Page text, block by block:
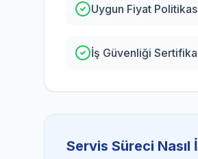
Uygun Fiyat
İş Güvenliği
Servis Süreci Nasıl